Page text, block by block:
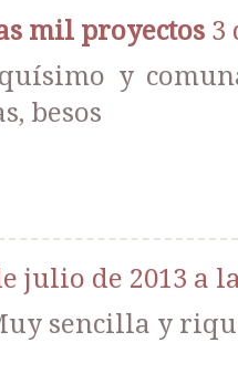
mil proyectos 3
y
besos
julio de 2013 a
sencilla y